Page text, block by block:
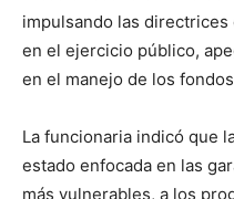
impulsando las
en el ejercicio público,
en el manejo de los
La funcionaria indicó que
estado enfocada en las
más vulnerables, a los